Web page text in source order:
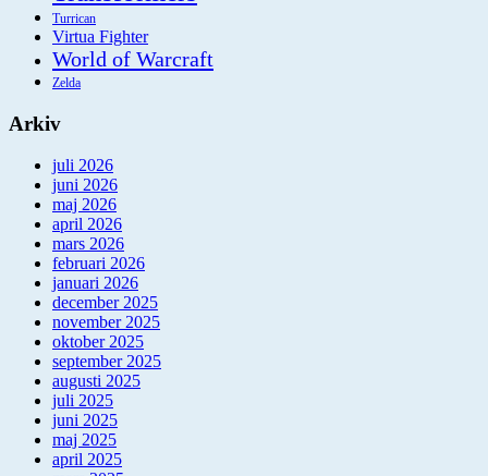
Turrican
Virtua Fighter
World of Warcraft
Zelda
Arkiv
juli 2026
juni 2026
maj 2026
april 2026
mars 2026
februari 2026
januari 2026
december 2025
november 2025
oktober 2025
september 2025
augusti 2025
juli 2025
juni 2025
maj 2025
april 2025